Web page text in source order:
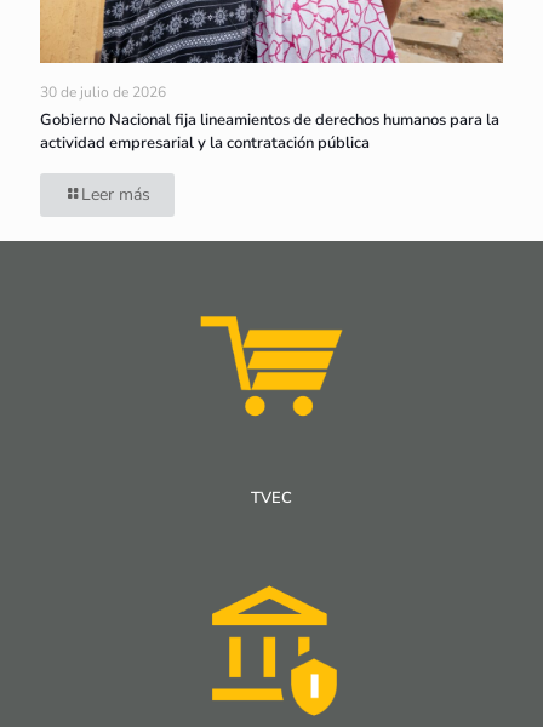
30 de julio de 2026
Gobierno Nacional fija lineamientos de derechos humanos para la
actividad empresarial y la contratación pública
Leer más
TVEC